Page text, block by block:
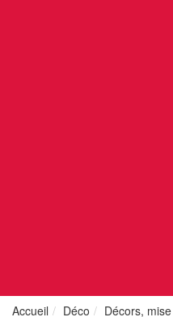
Accueil Déco Décors,